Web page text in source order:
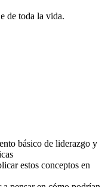
de toda la vida.
básico de liderazgo y
estos conceptos en